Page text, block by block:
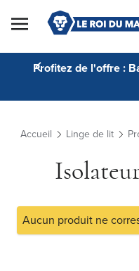
Skip to Content
Profitez de l'offre :
Accueil Linge de lit
Aucun produit ne